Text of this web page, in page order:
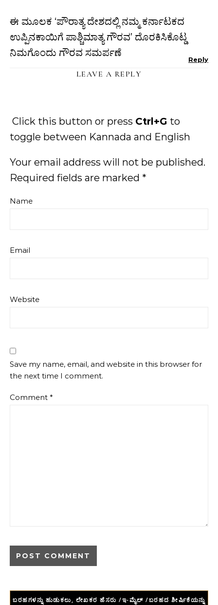
ಈ ಮೂಲಕ ‘ಪೌರಾತ್ಯ ದೇಶದಲ್ಲಿ ನಮ್ಮ ಕರ್ನಾಟಕದ
ಉಪ್ಪಿನಕಾಯಿಗೆ ಪಾಶ್ಚಿಮಾತ್ಯ ಗೌರವ’ ದೊರಕಿಸಿಕೊಟ್ಡ
ನಿಮಗೊಂದು ಗೌರವ ಸಮರ್ಪಣೆ
Reply
LEAVE A REPLY
Click this button or press Ctrl+G to
toggle between Kannada and English
Your email address will not be published.
Required fields are marked *
Name
Email
Website
Save my name, email, and website in this browser for
the next time I comment.
Comment *
ಬರಹಗಳನ್ನು ಹುಡುಕಲು, ಲೇಖಕರ ಹೆಸರು /ಇ-ಮೈಲ್ /ಬರಹದ ಶೀರ್ಷಿಕೆಯನ್ನು